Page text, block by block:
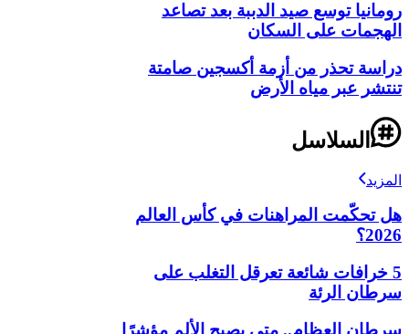
رومانيا توسع صيد الدببة بعد تصاعد
الهجمات على السكان
دراسة تحذر من أزمة أكسجين صامتة
تنتشر عبر مياه الأرض
السلاسل
المزيد
هل تحكّمت المراهنات في كأس العالم
2026؟
5 خرافات شائعة تعرقل التغلب على
سرطان الرئة
سرطان العظام.. متى يصبح الألم مؤشرًا